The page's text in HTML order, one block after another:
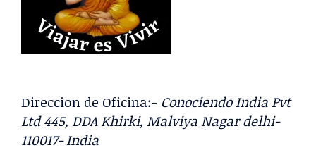
Direccion de Oficina:- Conociendo India Pvt
Ltd 445, DDA Khirki, Malviya Nagar delhi-
110017- India